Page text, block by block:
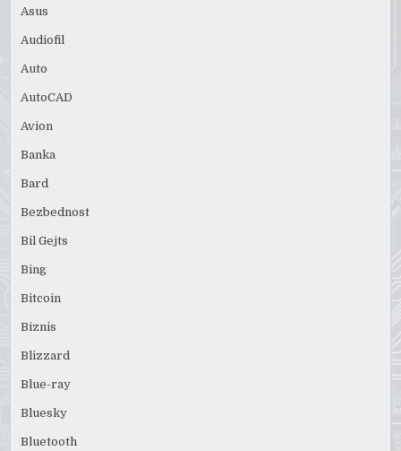
Asus
Audiofil
Auto
AutoCAD
Avion
Banka
Bard
Bezbednost
Bil Gejts
Bing
Bitcoin
Biznis
Blizzard
Blue-ray
Bluesky
Bluetooth